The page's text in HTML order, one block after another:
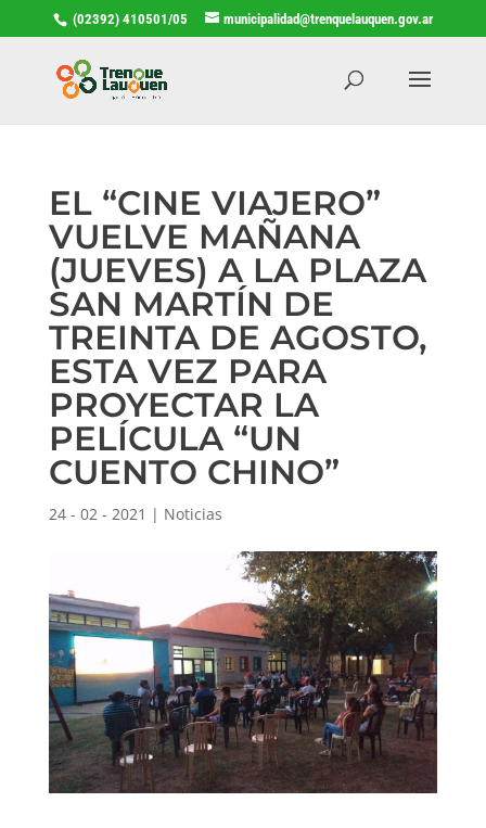
(02392) 410501/05 municipalidad@trenquelauquen.gov.ar
EL “CINE VIAJERO”
VUELVE MAÑANA
(JUEVES) A LA PLAZA
SAN MARTÍN DE
TREINTA DE AGOSTO,
ESTA VEZ PARA
PROYECTAR LA
PELÍCULA “UN
CUENTO CHINO”
24 - 02 - 2021 | Noticias